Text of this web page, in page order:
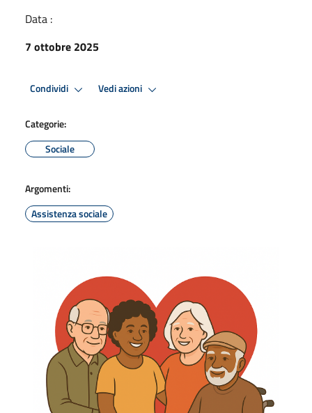
Data :
7 ottobre 2025
Condividi Vedi azioni
Categorie:
Sociale
Argomenti:
Assistenza sociale